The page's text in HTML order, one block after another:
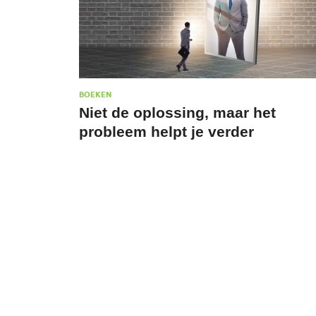
BOEKEN
Niet de oplossing, maar het
probleem helpt je verder